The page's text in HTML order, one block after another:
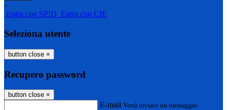
-
Entra con SPID Entra con CIE
Seleziona utente
button close ×
Recupero password
button close ×
E-mail Verrà inviato un messaggio